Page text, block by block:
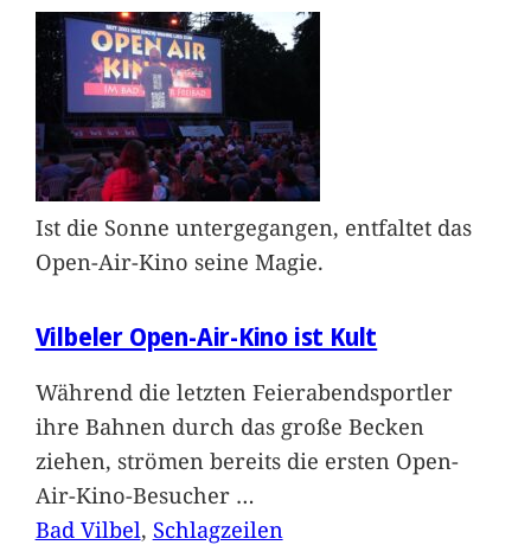
Ist die Sonne untergegangen, entfaltet das
Open-Air-Kino seine Magie.
Vilbeler Open-Air-Kino ist Kult
Während die letzten Feierabendsportler
ihre Bahnen durch das große Becken
ziehen, strömen bereits die ersten Open-
Air-Kino-Besucher …
Bad Vilbel, Schlagzeilen